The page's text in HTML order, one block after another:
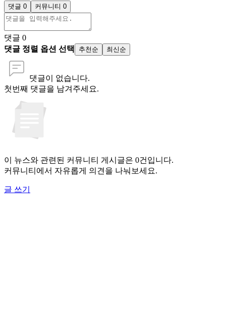
댓글 0 커뮤니티 0
댓글 0
댓글 정렬 옵션 선택
추천순 최신순
댓글이 없습니다.
첫번째 댓글을 남겨주세요.
이 뉴스와 관련된 커뮤니티 게시글은 0건입니다.
커뮤니티에서 자유롭게 의견을 나눠보세요.
글 쓰기